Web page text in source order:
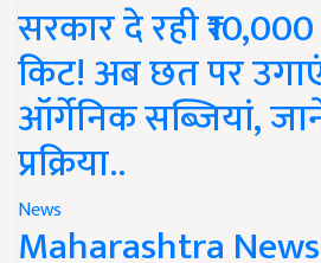
सरकार दे रही
किट! अब छत पर
ऑर्गेनिक सब्जियां,
प्रक्रिया..
News
Maharashtra